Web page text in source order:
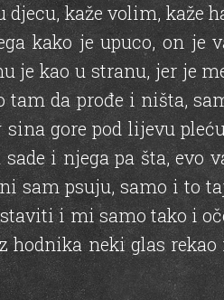
kaže volim, kaže
kako je upuco, on je
je kao u stranu, jer je
tam da prođe i ništa,
sina gore pod lijevu
i njega pa šta, evo
sam psuju, samo i to
i mi samo tako i
neki glas rekao